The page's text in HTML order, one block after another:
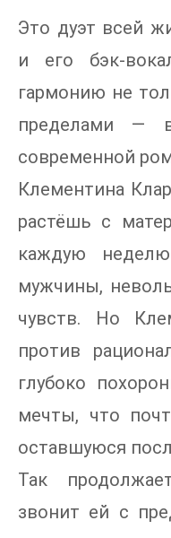
Это дуэт всей
и его бэк-
гармонию не
пределами —
современной
Клементина
растёшь с
каждую
мужчины,
чувств. Но
против
глубоко
мечты, что
оставшуюся
Так
звонит ей с